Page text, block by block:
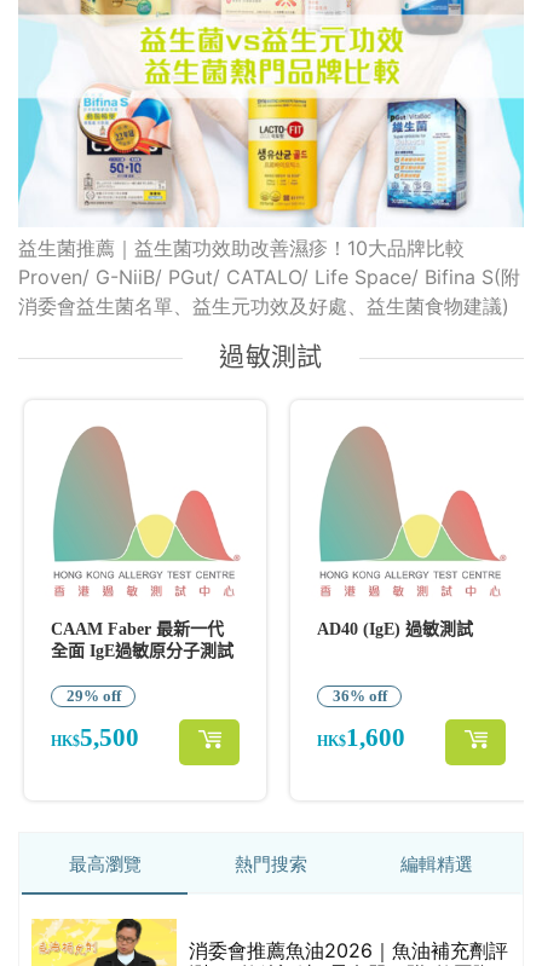
益生菌推薦｜益生菌功效助改善濕疹！10大品牌比較
Proven/ G-NiiB/ PGut/ CATALO/ Life Space/ Bifina S(附
消委會益生菌名單、益生元功效及好處、益生菌食物建議)
最高瀏覽 熱門搜索 編輯精選
消委會推薦魚油2026｜魚油補充劑評